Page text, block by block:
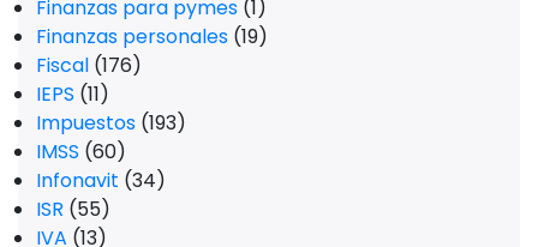
Finanzas para pymes (1)
Finanzas personales (19)
Fiscal (176)
IEPS (11)
Impuestos (193)
IMSS (60)
Infonavit (34)
ISR (55)
IVA (13)